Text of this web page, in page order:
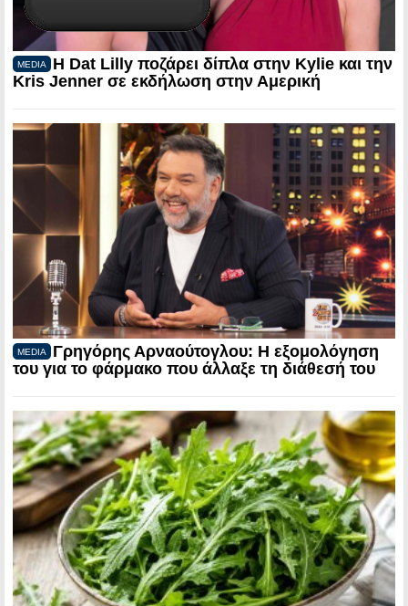
MEDIA
Η Dat Lilly ποζάρει δίπλα στην Kylie και την
Kris Jenner σε εκδήλωση στην Αμερική
MEDIA
Γρηγόρης Αρναούτογλου: Η εξομολόγηση
του για το φάρμακο που άλλαξε τη διάθεσή του